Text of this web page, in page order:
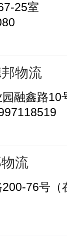
25室
物流
融鑫路10
流
76号（